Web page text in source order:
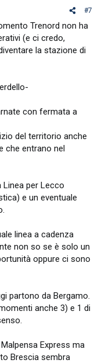
#7
Trenord non ha
(e ci credo,
la stazione di
con fermata a
del territorio anche
che entrano nel
Linea per Lecco
e un eventuale
linea a cadenza
non so se è solo un
oppure ci sono
partono da Bergamo.
anche 3) e 1 di
Express ma
Brescia sembra